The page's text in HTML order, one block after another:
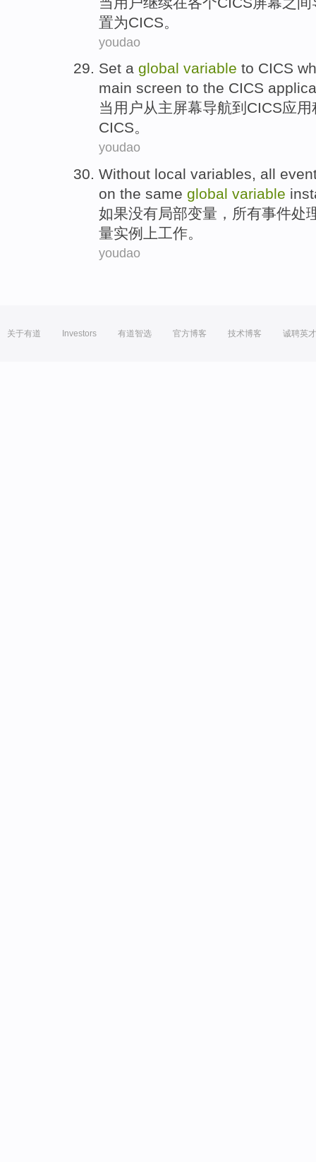
置为CICS。
youdao
Set a global variable to CICS
main screen to the CICS
当 用户从主 屏幕导航到 CICS应用
CICS。
youdao
Without local variables, all
on the same global variable
如果没有局部变量 ， 所有事件处
量实例上工作。
youdao
关于有道 Investors 有道智选 官方博客 技术博客 诚聘英才